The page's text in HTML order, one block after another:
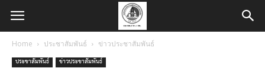
Home ประชาสัมพันธ์ ข่าวประชาสัมพันธ์
ประชาสัมพันธ์ ข่าวประชาสัมพันธ์